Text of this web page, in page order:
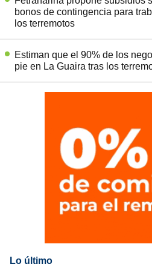
bonos de contingencia para
los terremotos
Estiman que el 90% de los
pie en La Guaira tras los
Lo último